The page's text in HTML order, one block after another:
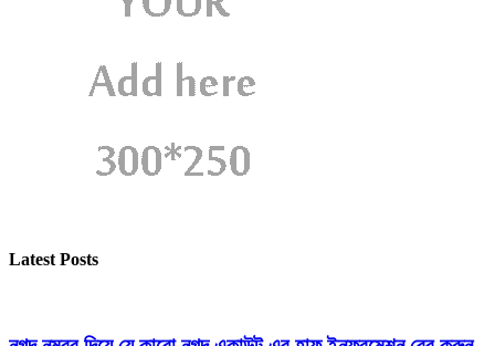
Latest Posts